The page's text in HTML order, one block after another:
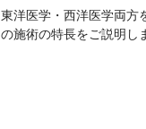
東洋医学・西洋医学両方
の施術の特長をご説明し